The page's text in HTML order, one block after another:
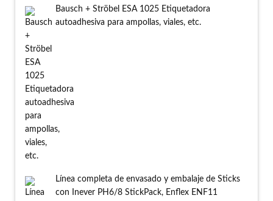
Bausch + Ströbel ESA 1025 Etiquetadora
autoadhesiva para ampollas, viales, etc.
Línea completa de envasado y embalaje de Sticks
con Inever PH6/8 StickPack, Enflex ENF11